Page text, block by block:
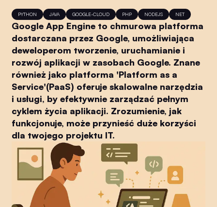
PYTHON JAVA GOOGLE-CLOUD PHP NODEJS NET
Google App Engine to chmurowa platforma
dostarczana przez Google, umożliwiająca
deweloperom tworzenie, uruchamianie i
rozwój aplikacji w zasobach Google. Znane
również jako platforma 'Platform as a
Service'(PaaS) oferuje skalowalne narzędzia
i usługi, by efektywnie zarządzać pełnym
cyklem życia aplikacji. Zrozumienie, jak
funkcjonuje, może przynieść duże korzyści
dla twojego projektu IT.